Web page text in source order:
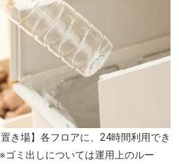
き場】各フロアに、24時間利用でき
ゴミ出しについては運用上のルー